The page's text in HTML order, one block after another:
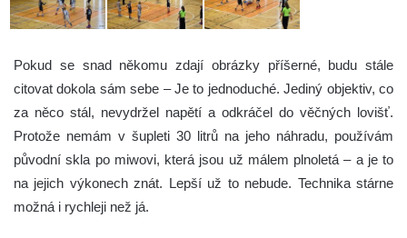
Pokud se snad někomu zdají obrázky příšerné, budu stále
citovat dokola sám sebe – Je to jednoduché. Jediný objektiv, co
za něco stál, nevydržel napětí a odkráčel do věčných lovišť.
Protože nemám v šupleti 30 litrů na jeho náhradu, používám
původní skla po miwovi, která jsou už málem plnoletá – a je to
na jejich výkonech znát. Lepší už to nebude. Technika stárne
možná i rychleji než já.